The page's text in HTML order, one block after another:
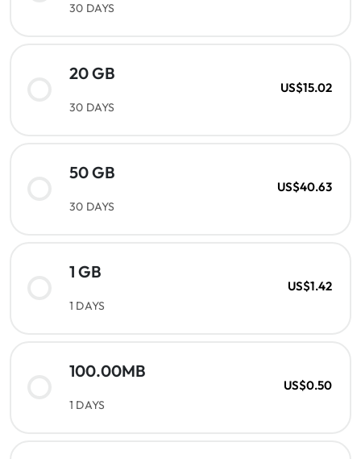
30 DAYS
20 GB
30 DAYS
US$15.02
50 GB
30 DAYS
US$40.63
1 GB
1 DAYS
US$1.42
100.00MB
1 DAYS
US$0.50